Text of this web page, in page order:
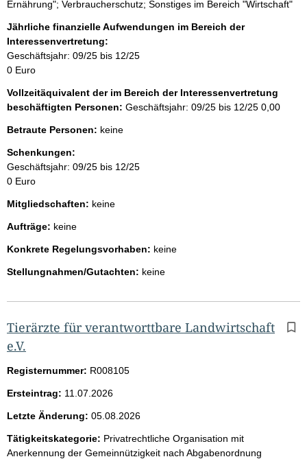
Ernährung"; Verbraucherschutz; Sonstiges im Bereich "Wirtschaft"
Jährliche finanzielle Aufwendungen im Bereich der
Interessenvertretung:
Geschäftsjahr: 09/25 bis 12/25
0 Euro
Vollzeitäquivalent der im Bereich der Interessenvertretung
beschäftigten Personen: Geschäftsjahr: 09/25 bis 12/25 0,00
Betraute Personen: keine
Schenkungen:
Geschäftsjahr: 09/25 bis 12/25
0 Euro
Mitgliedschaften: keine
Aufträge: keine
Konkrete Regelungsvorhaben: keine
Stellungnahmen/Gutachten: keine
Tierärzte für verantworttbare Landwirtschaft
e.V.
Registernummer: R008105
Ersteintrag: 11.07.2026
Letzte Änderung: 05.08.2026
Tätigkeitskategorie: Privatrechtliche Organisation mit
Anerkennung der Gemeinnützigkeit nach Abgabenordnung